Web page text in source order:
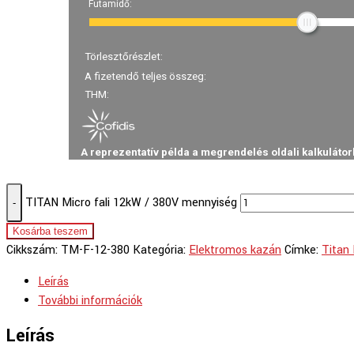
- TITAN Micro fali 12kW / 380V mennyiség
Kosárba teszem
Cikkszám: TM-F-12-380 Kategória: Elektromos kazán Címke: Titan
Leírás
További információk
Leírás